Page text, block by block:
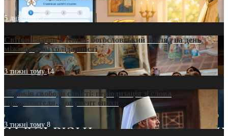
5 днів тому7
Світові лідери в Києві: богословський погляд на день
міжнародної солідарності
3 тижні тому14
35 років свободи совісті: періодизація зі слова
Предстоятеля. Документ епохи
3 тижні тому 8